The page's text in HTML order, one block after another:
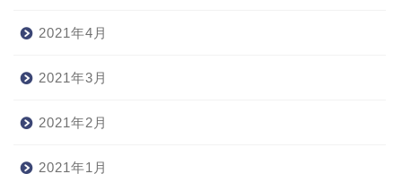
2021年4月
2021年3月
2021年2月
2021年1月